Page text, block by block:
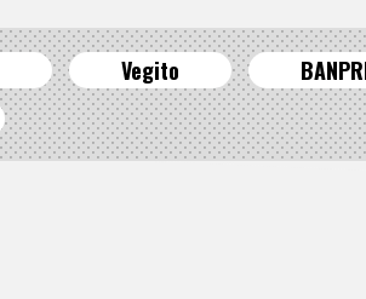
Vegito